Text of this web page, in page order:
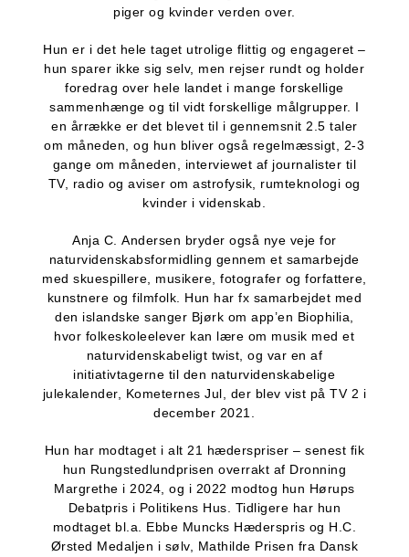
piger og kvinder verden over.
Hun er i det hele taget utrolige flittig og engageret –
hun sparer ikke sig selv, men rejser rundt og holder
foredrag over hele landet i mange forskellige
sammenhænge og til vidt forskellige målgrupper. I
en årrække er det blevet til i gennemsnit 2.5 taler
om måneden, og hun bliver også regelmæssigt, 2-3
gange om måneden, interviewet af journalister til
TV, radio og aviser om astrofysik, rumteknologi og
kvinder i videnskab.
Anja C. Andersen bryder også nye veje for
naturvidenskabsformidling gennem et samarbejde
med skuespillere, musikere, fotografer og forfattere,
kunstnere og filmfolk. Hun har fx samarbejdet med
den islandske sanger Bjørk om app’en Biophilia,
hvor folkeskoleelever kan lære om musik med et
naturvidenskabeligt twist, og var en af
initiativtagerne til den naturvidenskabelige
julekalender, Kometernes Jul, der blev vist på TV 2 i
december 2021.
Hun har modtaget i alt 21 hæderspriser – senest fik
hun Rungstedlundprisen overrakt af Dronning
Margrethe i 2024, og i 2022 modtog hun Hørups
Debatpris i Politikens Hus. Tidligere har hun
modtaget bl.a. Ebbe Muncks Hæderspris og H.C.
Ørsted Medaljen i sølv, Mathilde Prisen fra Dansk